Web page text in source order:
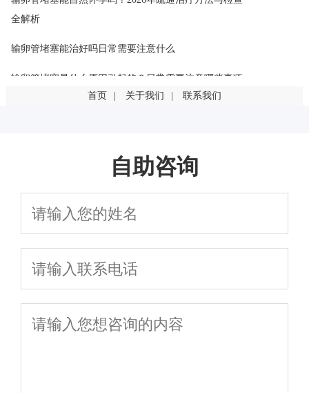
全解析
输卵管堵塞能治好吗日常需要注意什么
输卵管堵塞是什么原因引起的？日常需要注意哪些事项
首页 关于我们 联系我们
自助咨询